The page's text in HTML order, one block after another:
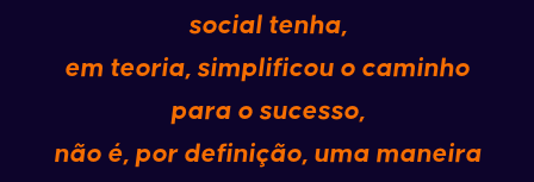
social tenha,
em teoria, simplificou o caminho
para o sucesso,
não é, por definição, uma maneira